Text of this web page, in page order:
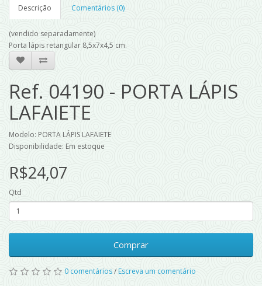
Descrição Comentários (0)
(vendido separadamente)
Porta lápis retangular 8,5x7x4,5 cm.
Ref. 04190 - PORTA LÁPIS
LAFAIETE
Modelo: PORTA LÁPIS LAFAIETE
Disponibilidade: Em estoque
R$24,07
Qtd
Comprar
0 comentários/Escreva um comentário